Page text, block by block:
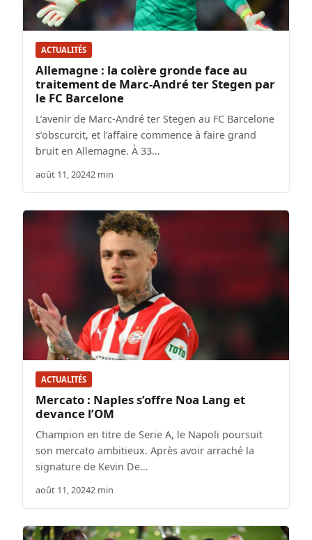
ACTUALITÉS
Allemagne : la colère gronde face au
traitement de Marc-André ter Stegen par
le FC Barcelone
L’avenir de Marc-André ter Stegen au FC Barcelone
s’obscurcit, et l’affaire commence à faire grand
bruit en Allemagne. À 33…
août 11, 20242 min
ACTUALITÉS
Mercato : Naples s’offre Noa Lang et
devance l’OM
Champion en titre de Serie A, le Napoli poursuit
son mercato ambitieux. Après avoir arraché la
signature de Kevin De…
août 11, 20242 min